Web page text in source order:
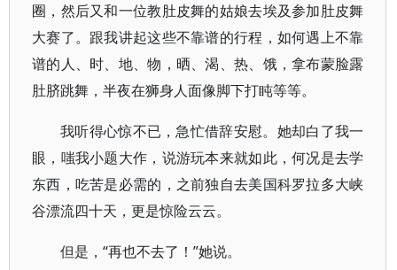
圈，然后又和一位教肚皮舞的姑娘去埃及参加肚皮舞
大赛了。跟我讲起这些不靠谱的行程，如何遇上不靠
谱的人、时、地、物，晒、渴、热、饿，拿布蒙脸露
肚脐跳舞，半夜在狮身人面像脚下打盹等等。
我听得心惊不已，急忙借辞安慰。她却白了我一
眼，嗤我小题大作，说游玩本来就如此，何况是去学
东西，吃苦是必需的，之前独自去美国科罗拉多大峡
谷漂流四十天，更是惊险云云。
但是，“再也不去了！”她说。